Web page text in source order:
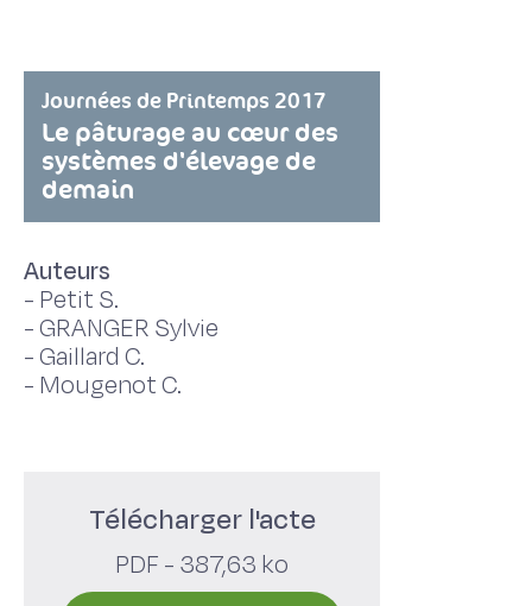
Journées de Printemps 2017
Le pâturage au cœur des
systèmes d'élevage de
demain
Auteurs
- Petit S.
-GRANGER Sylvie
-Gaillard C.
- Mougenot C.
Télécharger l'acte
PDF - 387,63 ko